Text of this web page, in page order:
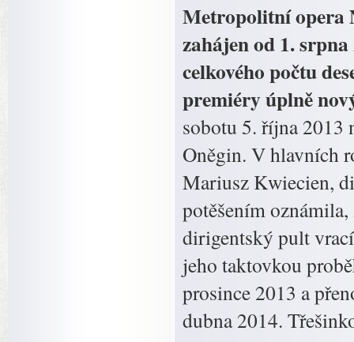
Metropolitní opera
zahájen od 1.
celkového počtu
premiéry úplně
sobotu 5. října 2013
Oněgin. V hlavních
Mariusz Kwiecien,
potěšením oznámila,
dirigentský pult
jeho taktovkou
prosince 2013 a
dubna 2014.